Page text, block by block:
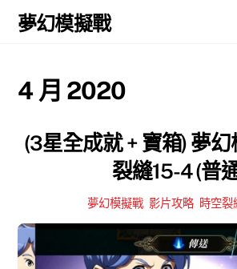
Skip
夢幻模擬戰
4 月 2020
(3星全成就 + 寶箱) 夢
裂縫15-4 (普
夢幻模擬戰, 影片攻略, 時空裂